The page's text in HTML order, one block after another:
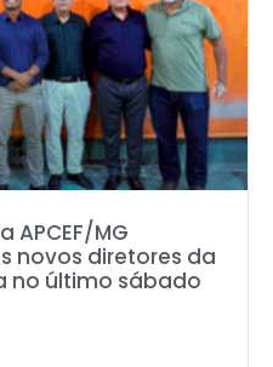
APCEF/MG
novos diretores da
no último sábado